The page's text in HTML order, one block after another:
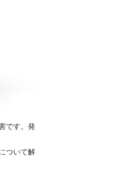
です。発
ついて解